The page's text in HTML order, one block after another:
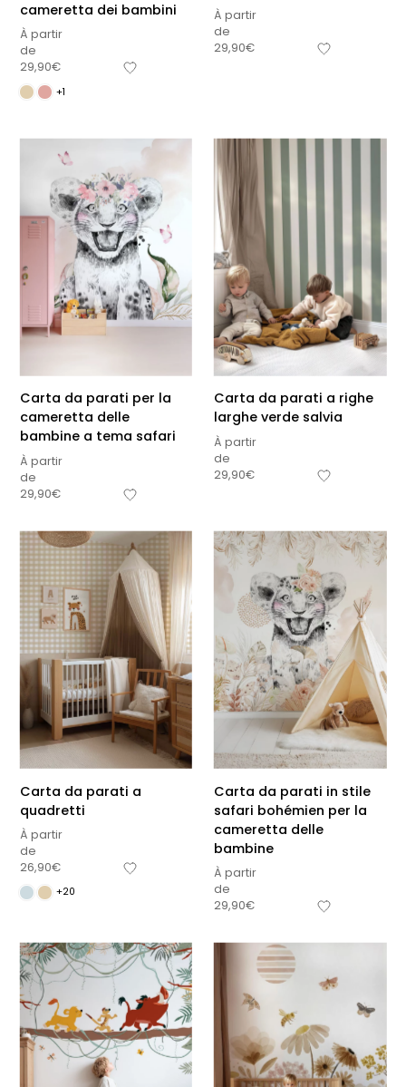
cameretta dei bambini
À partir
de
29,90€
+1
À partir
de
29,90€
Carta da parati per la
cameretta delle
bambine a tema safari
À partir
de
29,90€
Carta da parati a righe
larghe verde salvia
À partir
de
29,90€
Carta da parati a
quadretti
À partir
de
26,90€
+20
Carta da parati in stile
safari bohémien per la
cameretta delle
bambine
À partir
de
29,90€